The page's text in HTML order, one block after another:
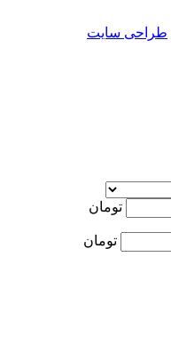
طراحی سایت
تومان
تومان